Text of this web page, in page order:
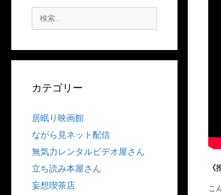
《
こ
索:
カテゴリー
居眠り映画館
ながら見ネット配信
無気力レンタルビデオ屋さん
立ち読み本屋さん
妄想喫茶店